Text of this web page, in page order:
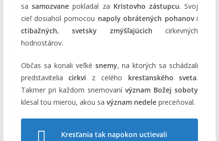
sa samozvanepokladal za Kristovho zástupcu. Svoj
cieľ dosiahol pomocou napoly obrátených pohanovi
ctibažných,svetsky zmýšľajúcich cirkevných
hodnostárov.
Občas sa konali veľké snemy, na ktorých sa schádzali
predstaviteliacirkvi z celého kresťanského sveta.
Takmer pri každom snemovanívýznam Božej soboty
klesal tou mierou, akou sa význam nedelepreceňoval.
Kresťania tak napokon uctievali